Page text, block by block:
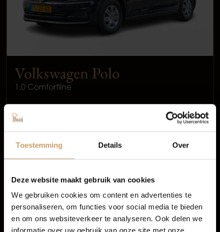
Toestemming Details Over
Deze website maakt gebruik van cookies
We gebruiken cookies om content en advertenties te
personaliseren, om functies voor social media te bieden
en om ons websiteverkeer te analyseren. Ook delen we
Volkswagen Polo
1.0 Comfortline
Benzine
Handgeschakeld
€ 10.450Incl. BTW
All-in prijs
Occasions
Autolease
Financiering
Autoverzekeringen